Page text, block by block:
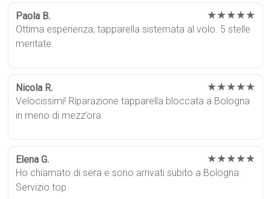
Paola B. ★★★★★
Ottima esperienza, tapparella sistemata al volo. 5 stelle
meritate.
Nicola R. ★★★★★
Velocissimi! Riparazione tapparella bloccata a Bologna
in meno di mezz’ora.
Elena G. ★★★★★
Ho chiamato di sera e sono arrivati subito a Bologna.
Servizio top.